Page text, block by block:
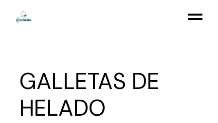
GALLETAS DE
HELADO